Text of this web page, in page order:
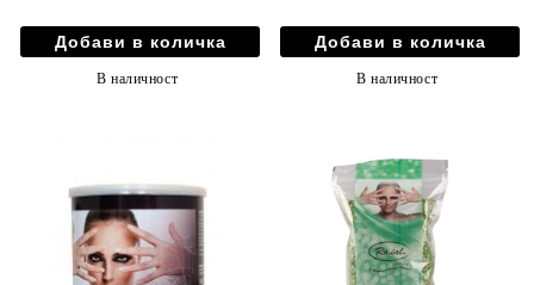
В наличност В наличност